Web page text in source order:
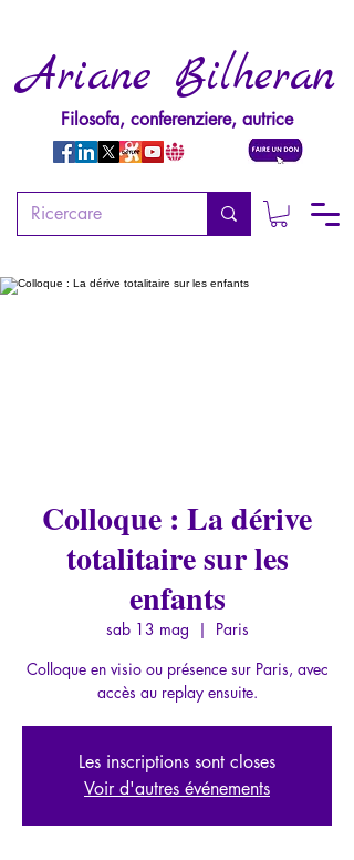
Ariane Bilheran
Filosofa, conferenziere, autrice
Colloque : La dérive
totalitaire sur les
enfants
sab 13 mag
  |
Paris
Colloque en visio ou présence sur Paris, avec
accès au replay ensuite.
Les inscriptions sont closes
Voir d'autres événements